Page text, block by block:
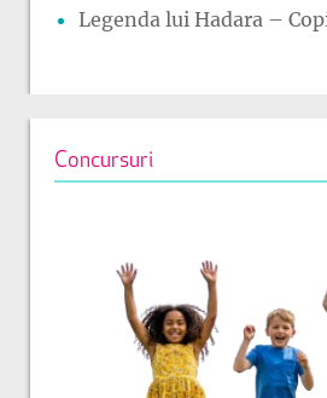
Legenda lui Hadara –
Concursuri